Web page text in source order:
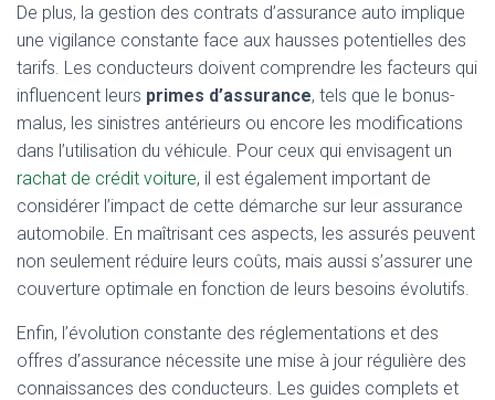
De plus, la gestion des contrats d’assurance auto implique
une vigilance constante face aux hausses potentielles des
tarifs. Les conducteurs doivent comprendre les facteurs qui
influencent leurs primes d’assurance, tels que le bonus-
malus, les sinistres antérieurs ou encore les modifications
dans l’utilisation du véhicule. Pour ceux qui envisagent un
rachat de crédit voiture, il est également important de
considérer l’impact de cette démarche sur leur assurance
automobile. En maîtrisant ces aspects, les assurés peuvent
non seulement réduire leurs coûts, mais aussi s’assurer une
couverture optimale en fonction de leurs besoins évolutifs.
Enfin, l’évolution constante des réglementations et des
offres d’assurance nécessite une mise à jour régulière des
connaissances des conducteurs. Les guides complets et